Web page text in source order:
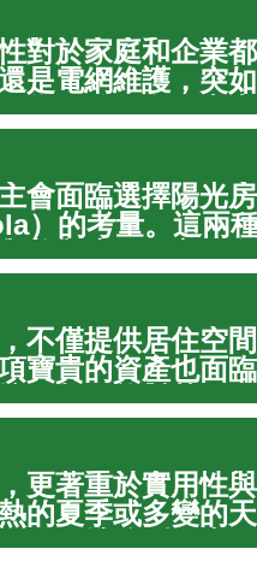
對於家庭和企業
是電網維護，突
為了確保在電力
的應急供電系統
會面臨選擇陽光房
）的考量。這兩
美觀度，但它們
著差異。了解這
不僅提供居住空
寶貴的資產也面
，都可能對其價
一個全面的住宅
更著重於實用性
的夏季或多變的
效阻擋強烈陽光